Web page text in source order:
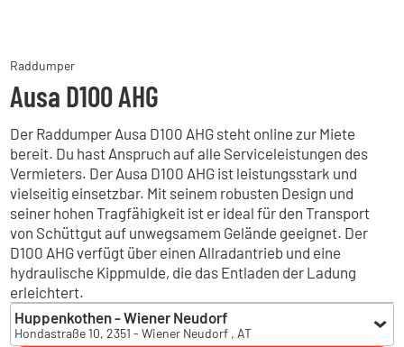
Raddumper
Ausa D100 AHG
Der Raddumper Ausa D100 AHG steht online zur Miete
bereit. Du hast Anspruch auf alle Serviceleistungen des
Vermieters. Der Ausa D100 AHG ist leistungsstark und
vielseitig einsetzbar. Mit seinem robusten Design und
seiner hohen Tragfähigkeit ist er ideal für den Transport
von Schüttgut auf unwegsamem Gelände geeignet. Der
D100 AHG verfügt über einen Allradantrieb und eine
hydraulische Kippmulde, die das Entladen der Ladung
erleichtert.
Huppenkothen - Wiener Neudorf
Hondastraße 10, 2351 - Wiener Neudorf , AT